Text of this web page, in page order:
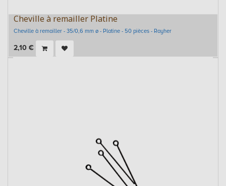
Cheville à remailler Platine
Cheville à remailler - 35/0,6 mm ø - Platine - 50 pièces - Rayher
2,10 €